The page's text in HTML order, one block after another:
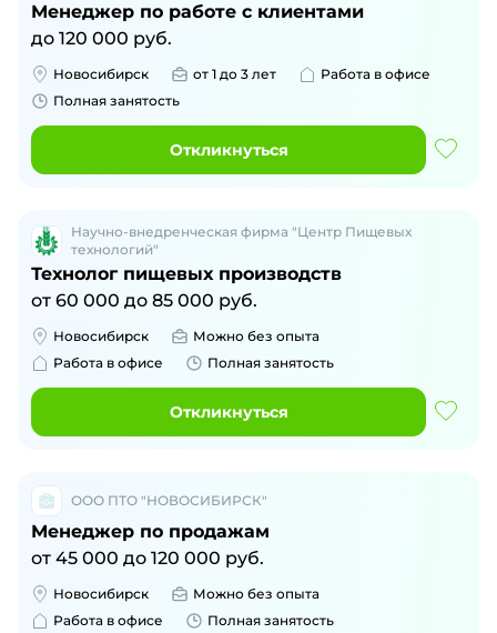
Менеджер по работе с клиентами
до 120 000 руб.
Новосибирск от 1 до 3 лет
Работа в офисе
Полная занятость
Откликнуться
Научно-внедренческая фирма "Центр Пищевых
технологий"
Технолог пищевых производств
от 60 000 до 85 000 руб.
Новосибирск
Можно без опыта
Работа в офисе
Полная занятость
Откликнуться
ООО ПТО "НОВОСИБИРСК"
Менеджер по продажам
от 45 000 до 120 000 руб.
Новосибирск
Можно без опыта
Работа в офисе
Полная занятость